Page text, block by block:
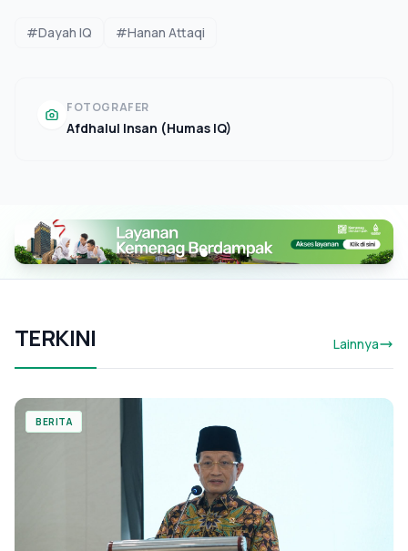
#Dayah IQ #Hanan Attaqi
FOTOGRAFER
Afdhalul Insan (Humas IQ)
TERKINI Lainnya
BERITA